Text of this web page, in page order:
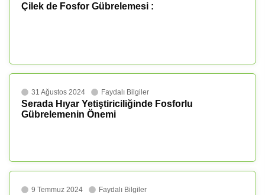
Çilek de Fosfor Gübrelemesi :
31 Ağustos 2024 Faydalı Bilgiler
Serada Hıyar Yetiştiriciliğinde Fosforlu
Gübrelemenin Önemi
9 Temmuz 2024 Faydalı Bilgiler